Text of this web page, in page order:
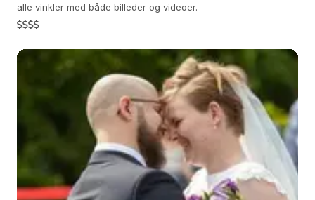
alle vinkler med både billeder og videoer.